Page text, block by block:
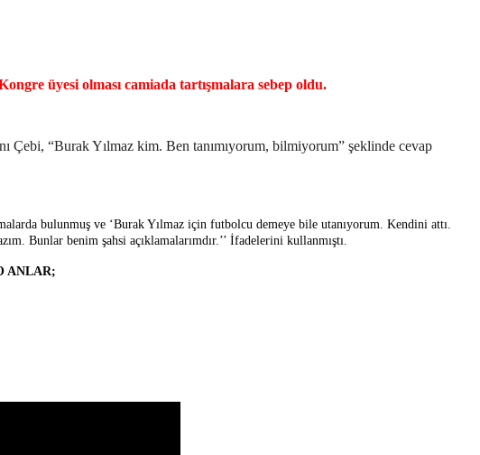
üyesi olması camiada tartışmalara sebep oldu.
Çebi, “Burak Yılmaz kim. Ben tanımıyorum, bilmiyorum” şeklinde cevap
bulunmuş ve ‘Burak Yılmaz için futbolcu demeye bile utanıyorum. Kendini attı.
Bunlar benim şahsi açıklamalarımdır.’’ İfadelerini kullanmıştı.
ANLAR;